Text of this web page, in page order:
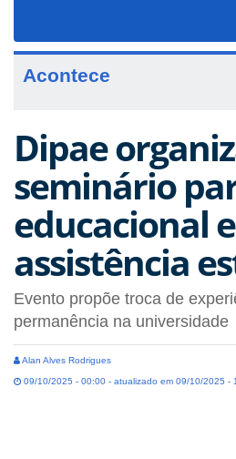
Acontece
Dipae
seminário
educacional e
assistência
Evento propõe troca de
permanência na universidade
Alan Alves Rodrigues
09/10/2025 - 00:00 - atualizado em 09/10/2025 -